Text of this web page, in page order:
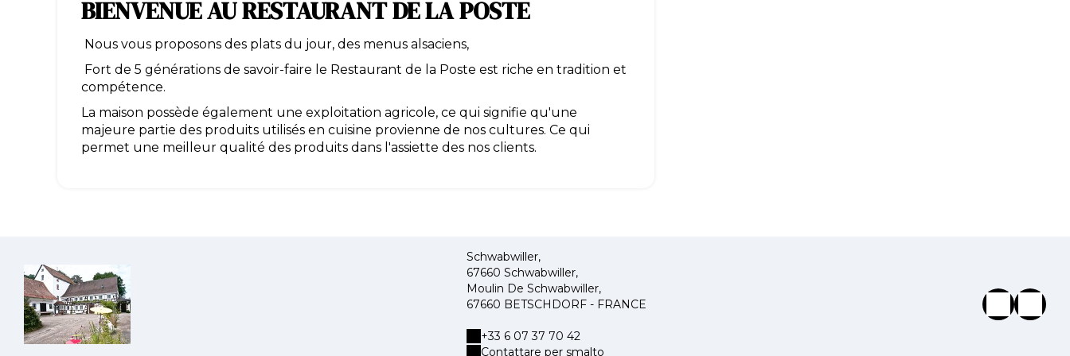
BIENVENUE AU RESTAURANT DE LA POSTE
Nous vous proposons des plats du jour, des menus alsaciens,
Fort de 5 générations de savoir-faire le Restaurant de la Poste est riche en tradition et
compétence.
La maison possède également une exploitation agricole, ce qui signifie qu'une
majeure partie des produits utilisés en cuisine provienne de nos cultures. Ce qui
permet une meilleur qualité des produits dans l'assiette des nos clients.
Schwabwiller,
67660 Schwabwiller,
Moulin De Schwabwiller,
67660 BETSCHDORF - FRANCE
+33 6 07 37 70 42
Contattare per smalto